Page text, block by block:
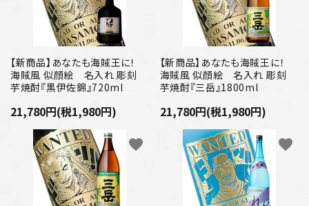
【新商品】あなたも海賊王に！
海賊風 似顔絵 名入れ 彫刻
芋焼酎『黒伊佐錦』720ml
21,780円(税1,980円)
【新商品】あなたも海賊王に！
海賊風 似顔絵 名入れ 彫刻
芋焼酎『三岳』1800ml
21,780円(税1,980円)
favorite favorite